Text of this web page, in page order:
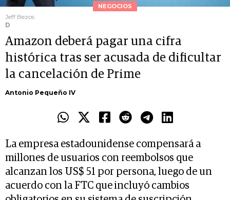
NEGOCIOS
Jeff Bezos
D
Amazon deberá pagar una cifra
histórica tras ser acusada de dificultar
la cancelación de Prime
Antonio Pequeño IV
La empresa estadounidense compensará a
millones de usuarios con reembolsos que
alcanzan los US$ 51 por persona, luego de un
acuerdo con la FTC que incluyó cambios